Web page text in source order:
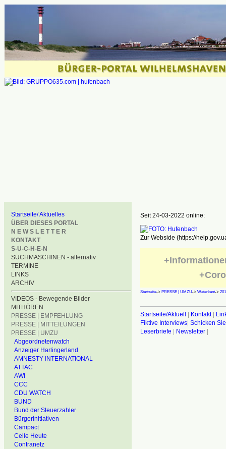
Startseite/ Aktuelles
ÜBER DIESES PORTAL
N E W S L E T T E R
KONTAKT
S-U-C-H-E-N
SUCHMASCHINEN - alternativ
TERMINE
LINKS
ARCHIV
VIDEOS - Bewegende Bilder
MITHÖREN
PRESSE | EMPFEHLUNG
PRESSE | MITTEILUNGEN
PRESSE | UMZU
Abgeordnetenwatch
Anzeiger Harlingerland
AMNESTY INTERNATIONAL
ATTAC
AWI
CCC
CDU WATCH
BUND
Bund der Steuerzahler
Bürgerinitiativen
Campact
Celle Heute
Contranetz
Seit 24-03-2022 online:
Zur Webside (https://
Startseite-> PRESSE | UMZU-> Waterkant->
Startseite/Aktuell Kontakt|
Fiktive Interviews| Schicken
Leserbriefe
Newsletter|